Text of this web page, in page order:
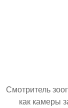
Смотритель
как камеры